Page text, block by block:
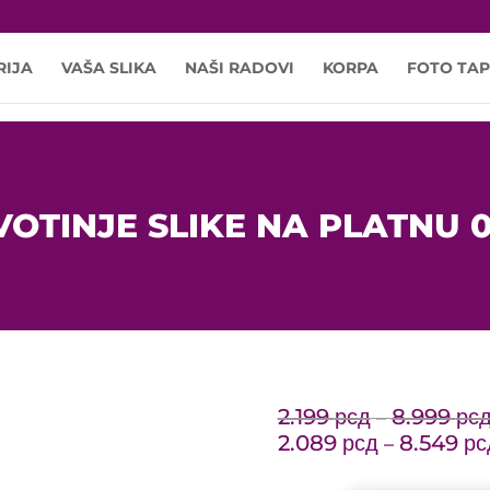
VAŠA SLIKA NAŠI RADOVI KORPA FOTO
SLIKE NA PLATNU
2.199рсд – 8.999
2.089 рсд – 8.549